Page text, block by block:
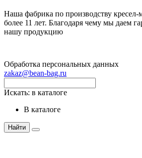
Наша фабрика по производству кресел-
более 11 лет. Благодаря чему мы даем
нашу продукцию
Обработка персональных данных
zakaz@bean-bag.ru
Искать: в каталоге
в каталоге
Найти